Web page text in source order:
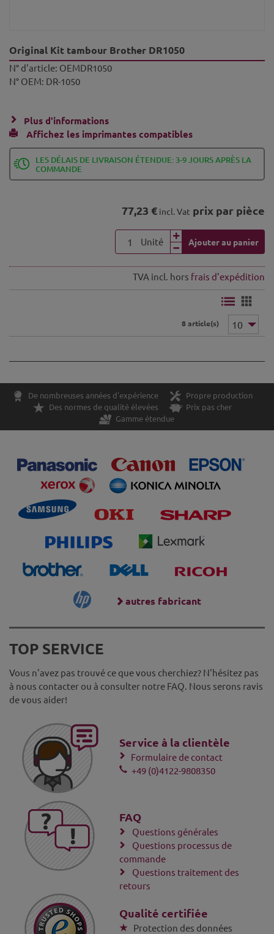
Original Kit tambour Brother DR1050
N° d'article: OEMDR1050
N° OEM: DR-1050
Plus d'informations
Affichez les imprimantes compatibles
LES DÉLAIS DE LIVRAISON ÉTENDUE: 3-9 JOURS APRÈS LA
COMMANDE
77,23 € incl. Vat prix par pièce
Unité Ajouter au panier
TVA incl. hors frais d'expédition
8 article(s)
De nombreuses années d'expérience
Propre production
Des normes de qualité élevées
Prix pas cher
Gamme étendue
autres fabricant
TOP SERVICE
Vous n'avez pas trouvé ce que vous cherchiez? N'hésitez pas
à nous contacter ou à consulter notre FAQ. Nous serons ravis
de vous aider!
Service à la clientèle
Formulaire de contact
+49 (0)4122-9808350
FAQ
Questions générales
Questions processus de
commande
Questions traitement des
retours
Qualité certifiée
Protection des données